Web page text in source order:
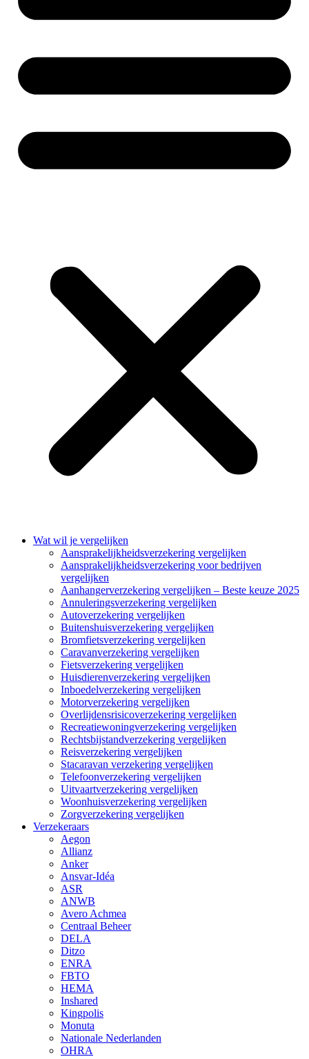
Wat wil je vergelijken
Aansprakelijkheidsverzekering vergelijken
Aansprakelijkheidsverzekering voor bedrijven
vergelijken
Aanhangerverzekering vergelijken – Beste keuze 2025
Annuleringsverzekering vergelijken
Autoverzekering vergelijken
Buitenshuisverzekering vergelijken
Bromfietsverzekering vergelijken
Caravanverzekering vergelijken
Fietsverzekering vergelijken
Huisdierenverzekering vergelijken
Inboedelverzekering vergelijken
Motorverzekering vergelijken
Overlijdensrisicoverzekering vergelijken
Recreatiewoningverzekering vergelijken
Rechtsbijstandverzekering vergelijken
Reisverzekering vergelijken
Stacaravan verzekering vergelijken
Telefoonverzekering vergelijken
Uitvaartverzekering vergelijken
Woonhuisverzekering vergelijken
Zorgverzekering vergelijken
Verzekeraars
Aegon
Allianz
Anker
Ansvar-Idéa
ASR
ANWB
Avero Achmea
Centraal Beheer
DELA
Ditzo
ENRA
FBTO
HEMA
Inshared
Kingpolis
Monuta
Nationale Nederlanden
OHRA